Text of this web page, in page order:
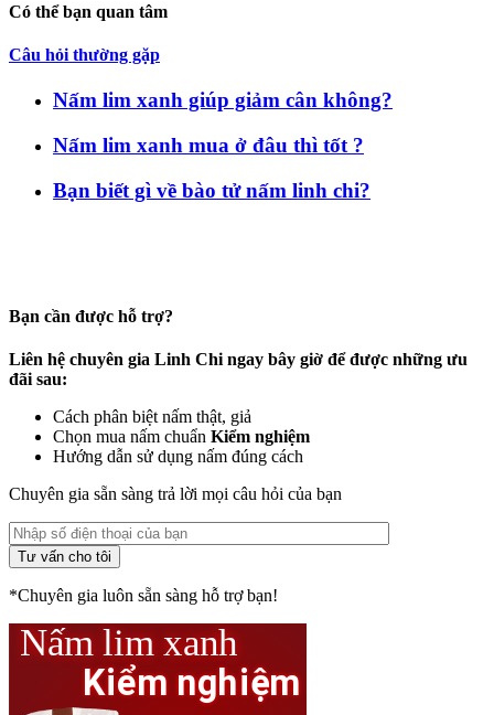
Có thể bạn quan tâm
Câu hỏi thường gặp
Nấm lim xanh giúp giảm cân không?
Nấm lim xanh mua ở đâu thì tốt ?
Bạn biết gì về bào tử nấm linh chi?
Bạn cần được hỗ trợ?
Liên hệ chuyên gia Linh Chi ngay bây giờ để được những ưu
đãi sau:
Cách phân biệt nấm thật, giả
Chọn mua nấm chuẩn Kiểm nghiệm
Hướng dẫn sử dụng nấm đúng cách
Chuyên gia sẵn sàng trả lời mọi câu hỏi của bạn
*Chuyên gia luôn sẵn sàng hỗ trợ bạn!